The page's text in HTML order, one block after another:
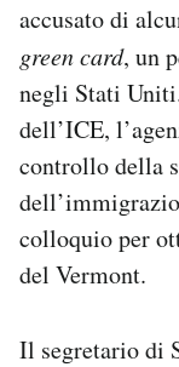
Newsletter
Notifiche
Regala il Post
Hai bisogno
Esci
accusato di
green card, un
negli Stati
dell’ICE,
controllo della
colloquio per
del Vermont.
Il segretario di